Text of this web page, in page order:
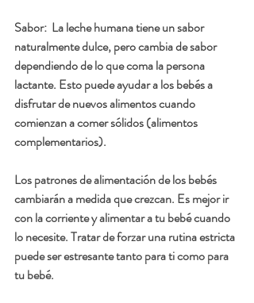
Sabor:  La leche humana tiene un sabor
naturalmente dulce, pero cambia de sabor
dependiendo de lo que coma la persona
lactante. Esto puede ayudar a los bebés a
disfrutar de nuevos alimentos cuando
comienzan a comer sólidos (alimentos
complementarios).
Los patrones de alimentación de los bebés
cambiarán a medida que crezcan. Es mejor ir
con la corriente y alimentar a tu bebé cuando
lo necesite. Tratar de forzar una rutina estricta
puede ser estresante tanto para ti como para
tu bebé.